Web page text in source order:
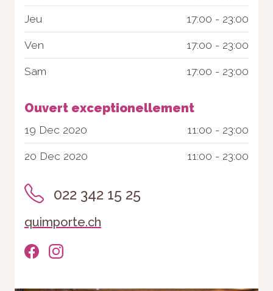
Jeu 17:00 - 23:00
Ven 17:00 - 23:00
Sam 17:00 - 23:00
Ouvert exceptionellement
19 Dec 2020 11:00 - 23:00
20 Dec 2020 11:00 - 23:00
022 342 15 25
quimporte.ch